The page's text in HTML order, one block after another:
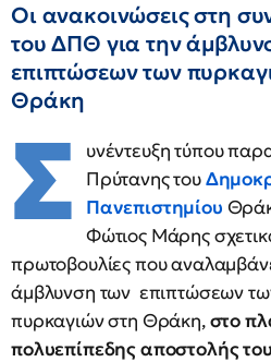
Οι ανακοινώσεις στη
του ΔΠΘ για την
επιπτώσεων των
Θράκη
Σ
υνέντευξη τύπου
Πρύτανης του
Πανεπιστημίου
Φώτιος Μάρης
πρωτοβουλίες που
άμβλυνση των επιπτώσεων
πυρκαγιών στη Θράκη,στο
πολυεπίπεδης αποστολής